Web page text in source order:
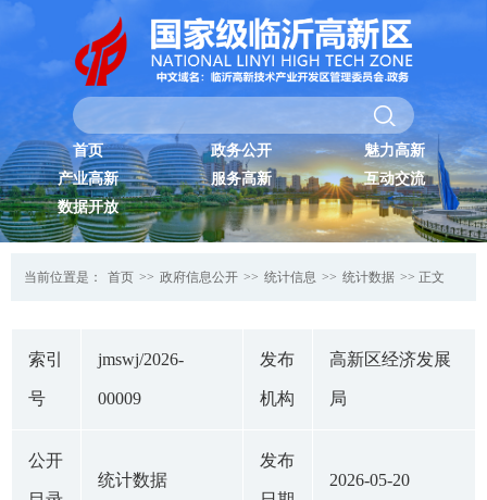
首页 政务公开
魅力高新
产业高新
服务高新
互动交流
数据开放
当前位置是： 首页 >> 政府信息公开 >> 统计信息 >> 统计数据 >> 正文
索引
号
jmswj/2026-
00009
发布
机构
高新区经济发展
局
公开
统计数据
发布
2026-05-20